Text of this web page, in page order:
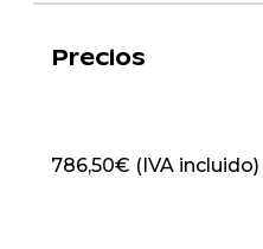
Precios
786,50€ (IVA incluido)